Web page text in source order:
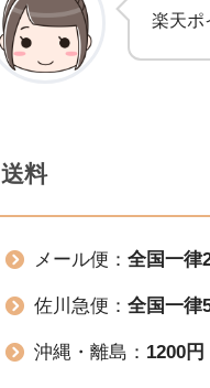
楽天ポ
送料
メール便： 全国一律
佐川急便： 全国一律
沖縄・離島： 1200円